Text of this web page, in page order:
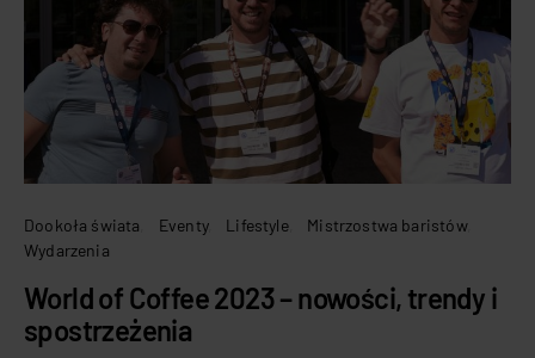
Dookoła świata Eventy Lifestyle
Mistrzostwa baristów
Wydarzenia
World of Coffee 2023 – nowości, trendy i
spostrzeżenia